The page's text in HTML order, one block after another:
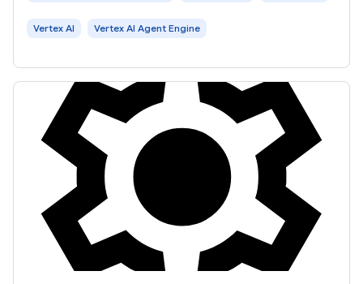
Vertex AI Vertex AI Agent Engine